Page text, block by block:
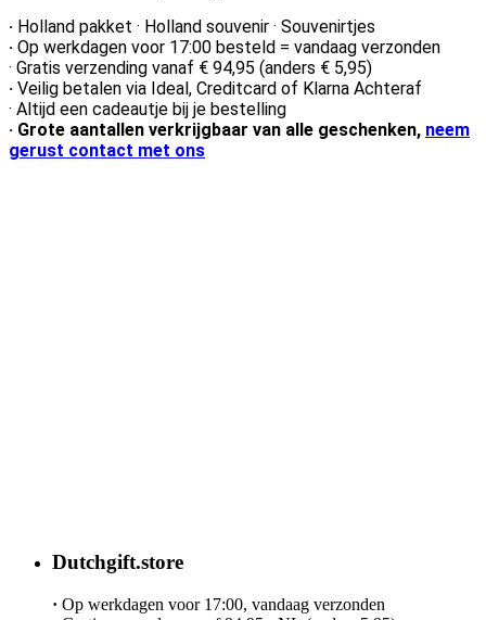
· Holland pakket · Holland souvenir · Souvenirtjes
· Op werkdagen voor 17:00 besteld = vandaag verzonden
· Gratis verzending vanaf € 94,95 (anders € 5,95)
· Veilig betalen via Ideal, Creditcard of Klarna Achteraf
· Altijd een cadeautje bij je bestelling
· Grote aantallen verkrijgbaar van alle geschenken, neem
gerust contact met ons
Dutchgift.store
· Op werkdagen voor 17:00, vandaag verzonden